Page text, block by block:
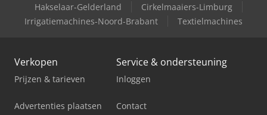
Hakselaar-Gelderland
Cirkelmaaiers-Limburg
Irrigatiemachines-Noord-Brabant
Textielmachines
Verkopen
Prijzen & tarieven
Advertenties plaatsen
Service & ondersteuning
Inloggen
Contact